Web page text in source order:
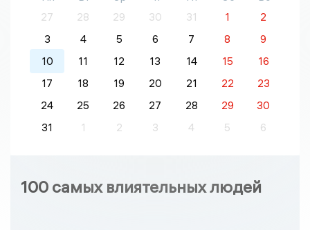
27
28 29 30 31 1
2
3
4 5 6 7 8
9
10
11 12 13 14 15
16
17
18 19 20 21 22
23
24
25 26 27 28 29
30
31
1 2 3 4 5 6
100 самых влиятельных людей